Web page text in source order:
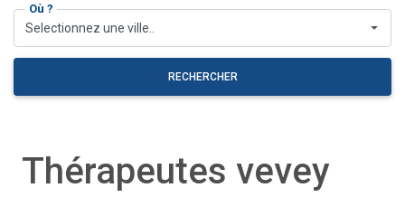
Où ?
Selectionnez une ville..
RECHERCHER
Thérapeutes vevey